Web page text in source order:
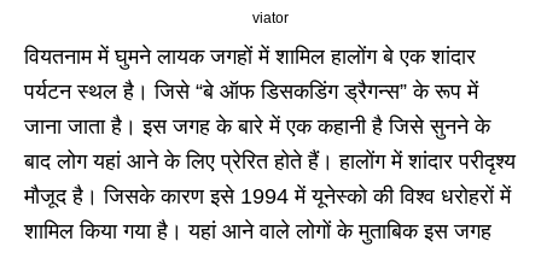
viator
वियतनाम में घुमने लायक जगहों में शामिल हालोंग बे एक शांदार
पर्यटन स्थल है। जिसे “बे ऑफ डिसकडिंग ड्रैगन्स” के रूप में
जाना जाता है। इस जगह के बारे में एक कहानी है जिसे सुनने के
बाद लोग यहां आने के लिए प्रेरित होते हैं। हालोंग में शांदार परीदृश्य
मौजूद है। जिसके कारण इसे 1994 में यूनेस्को की विश्व धरोहरों में
शामिल किया गया है। यहां आने वाले लोगों के मुताबिक इस जगह